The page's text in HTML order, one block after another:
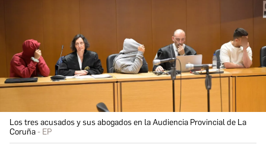
Los tres acusados y sus abogados en la Audiencia Provincial de La
Coruña
EP